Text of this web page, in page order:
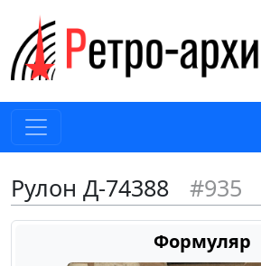
Рулон Д-74388 #935
Формуляр